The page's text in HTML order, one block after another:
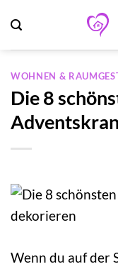
Inhalt
springen
WOHNEN &
Die 8
Wenn du auf der